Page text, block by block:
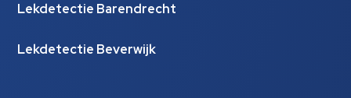
Lekdetectie Barendrecht
Lekdetectie Beverwijk